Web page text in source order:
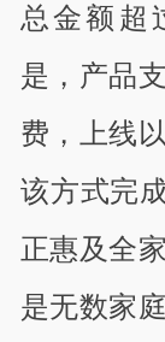
总金额超
是，产品
费，上线
该方式完
正惠及全
是无数家